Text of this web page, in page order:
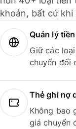
khoản, bất cứ khi
Quản lý
Giữ các
chuyển đổi
Thẻ ghi nợ
Không bao
giá chuyển